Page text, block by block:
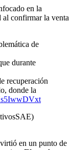
en la
al confirmar la venta
de
durante
recuperación
donde la
en un punto de